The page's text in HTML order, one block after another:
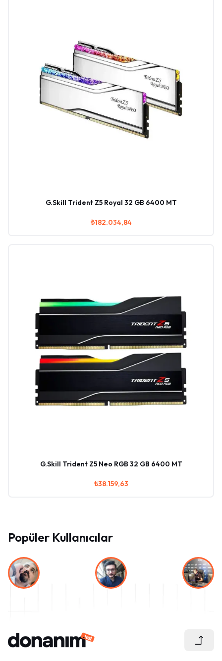
G.Skill Trident Z5 Royal 32 GB 6400 MT
₺182.034,84
G.Skill Trident Z5 Neo RGB 32 GB 6400 MT
₺38.159,63
Popüler Kullanıcılar